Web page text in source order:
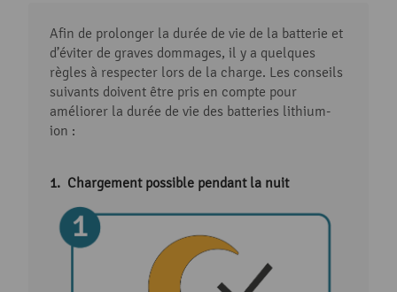
Afin de prolonger la durée de vie de la batterie et
d’éviter de graves dommages, il y a quelques
règles à respecter lors de la charge. Les conseils
suivants doivent être pris en compte pour
améliorer la durée de vie des batteries lithium-
ion :
Chargement possible pendant la nuit